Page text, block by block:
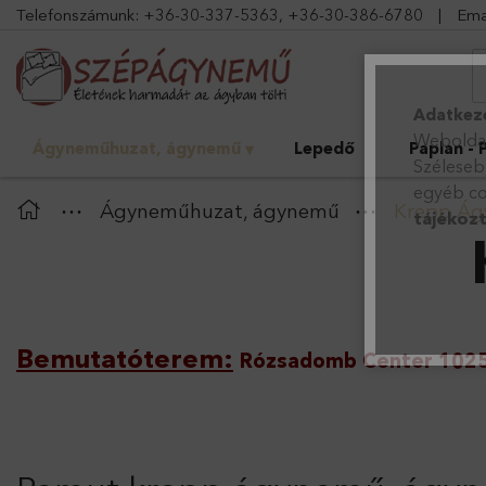
Telefonszámunk: +36-30-337-5363 +36-30-386-6780 |
Ágyneműhuzat, ágynemű Lepedő Paplan -
Ágyneműhuzat, ágynemű Krepp
Bemutatóterem: Rózsadomb Center
egyéb